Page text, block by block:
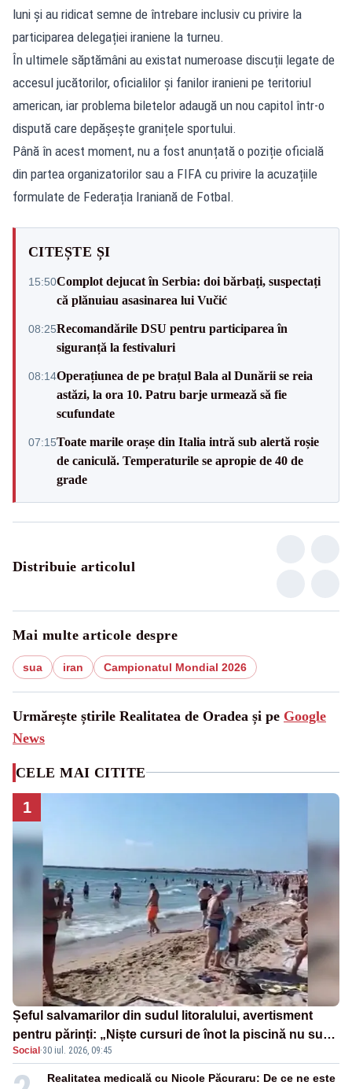
luni și au ridicat semne de întrebare inclusiv cu privire la
participarea delegației iraniene la turneu.
În ultimele săptămâni au existat numeroase discuții legate de
accesul jucătorilor, oficialilor și fanilor iranieni pe teritoriul
american, iar problema biletelor adaugă un nou capitol într-o
dispută care depășește granițele sportului.
Până în acest moment, nu a fost anunțată o poziție oficială
din partea organizatorilor sau a FIFA cu privire la acuzațiile
formulate de Federația Iraniană de Fotbal.
CITEȘTE ȘI
15:50Complot dejucat în Serbia: doi bărbați, suspectați
că plănuiau asasinarea lui Vučić
08:25Recomandările DSU pentru participarea în
siguranță la festivaluri
08:14Operațiunea de pe brațul Bala al Dunării se reia
astăzi, la ora 10. Patru barje urmează să fie
scufundate
07:15Toate marile orașe din Italia intră sub alertă roșie
de caniculă. Temperaturile se apropie de 40 de
grade
Distribuie articolul
Mai multe articole despre
sua iran Campionatul Mondial 2026
Urmărește știrile Realitatea de Oradea și pe Google
News
CELE MAI CITITE
1
Șeful salvamarilor din sudul litoralului, avertisment
pentru părinți: „Niște cursuri de înot la piscină nu sunt
suficiente”
Social·30 iul. 2026, 09:45
Realitatea medicală cu Nicole Păcuraru: De ce ne este